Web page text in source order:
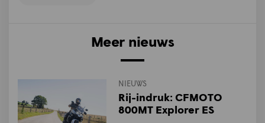
Meer nieuws
NIEUWS
Rij-indruk: CFMOTO
800MT Explorer ES